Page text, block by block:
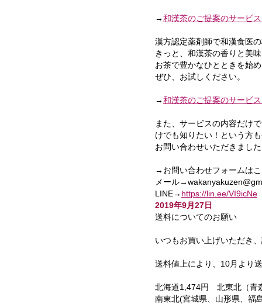
→和漢茶のご提案のサービ
漢方認定薬剤師で和漢食医
きっと、和漢茶の香りと美
お茶で豊かなひとときを始
ぜひ、お試しください。
→和漢茶のご提案のサービ
また、サービスの内容だけ
けでも知りたい！という方
お問い合わせいただきまし
→お問い合わせフォームは
メール
LINE→ https://lin.ee/VI9icNe
2019年9月27日
送料についてのお願い
いつもお買い上げいただき
送料値上により、10月より
北海道1,474円 北東北（
南東北(宮城県、山形県、